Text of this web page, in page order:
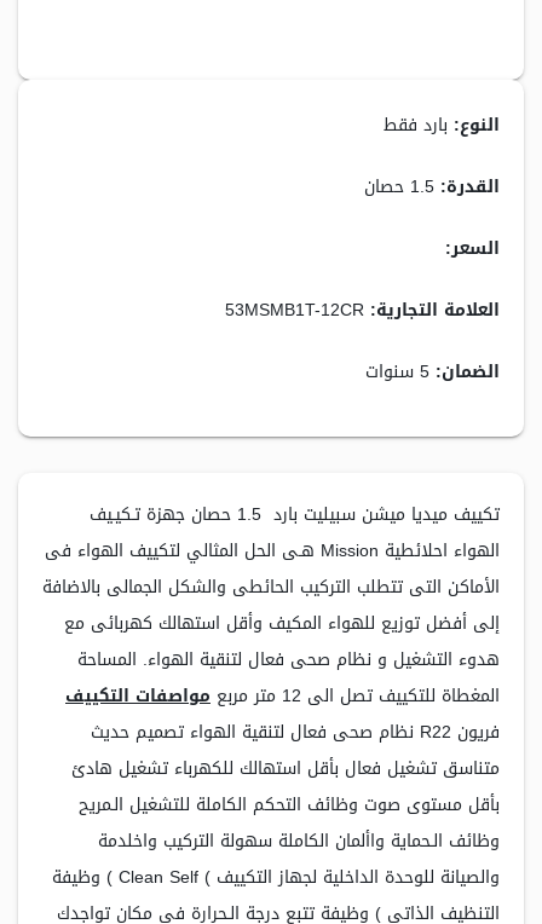
النوع: بارد فقط
القدرة: 1.5 حصان
السعر:
العلامة التجارية: 53MSMB1T-12CR
الضمان: 5 سنوات
تكييف ميديا ميشن سبيليت بارد 1.5 حصان جهزة تـكيـيف
الهواء احلائطية Mission هـى الحل المثالي لتكييف الهواء فى
الأماكن التى تتطلب التركيب الحائطى والشكل الجمالى بالاضافة
إلى أفضل توزيع للهواء المكيف وأقل استهالك كهربائى مع
هدوء التشغيل و نظام صحى فعال لتنقية الهواء. المساحة
المغطاة للتكييف تصل الى 12 متر مربع
مواصفات التكييف
فريون R22 نظام صحى فعال لتنقية الهواء تصميم حديث
متناسق تشغيل فعال بأقل استهالك للكهرباء تشغيل هادئ
بأقل مستوى صوت وظائف التحكم الكاملة للتشغيل الـمريح
وظائف الـحماية واألمان الكاملة سهولة التركيب واخلدمة
والصيانة للوحدة الداخلية لجهاز التكييف ) Clean Self ) وظيفة
التنظيف الذاتى ) وظيفة تتبع درجة الـحرارة فى مكان تواجدك